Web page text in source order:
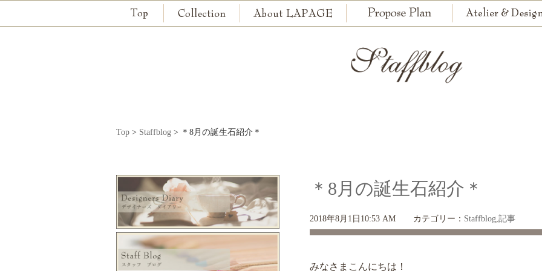
Top > Staffblog > ＊8月の誕生石紹介＊
＊8月の誕生石紹介＊
2018年8月1日10:53 AM カテゴリー： Staffblog,記事
みなさまこんにちは！